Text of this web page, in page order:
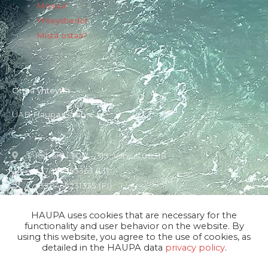
Messut
Yhteystiedot
Mistä ostaa?
Ottaa yhteyttä
UAB Haupa Baltics
Kalvariju 300 – 313, Vilnius 08318
+37069963363 (LT)
+358465231335 (FI)
HAUPA uses cookies that are necessary for the
functionality and user behavior on the website. By
using this website, you agree to the use of cookies, as
detailed in the HAUPA data privacy policy.